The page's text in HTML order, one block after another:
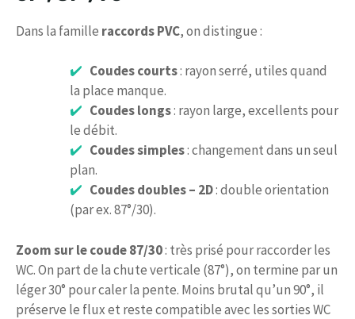
Dans la famille raccords PVC, on distingue :
Coudes courts: rayon serré, utiles quand
la place manque.
Coudes longs: rayon large, excellents pour
le débit.
Coudes simples: changement dans un seul
plan.
Coudes doubles – 2D: double orientation
(par ex. 87°/30).
Zoom sur le coude 87/30: très prisé pour raccorder les
WC. On part de la chute verticale (87°), on termine par un
léger 30° pour caler la pente. Moins brutal qu’un 90°, il
préserve le flux et reste compatible avec les sorties WC